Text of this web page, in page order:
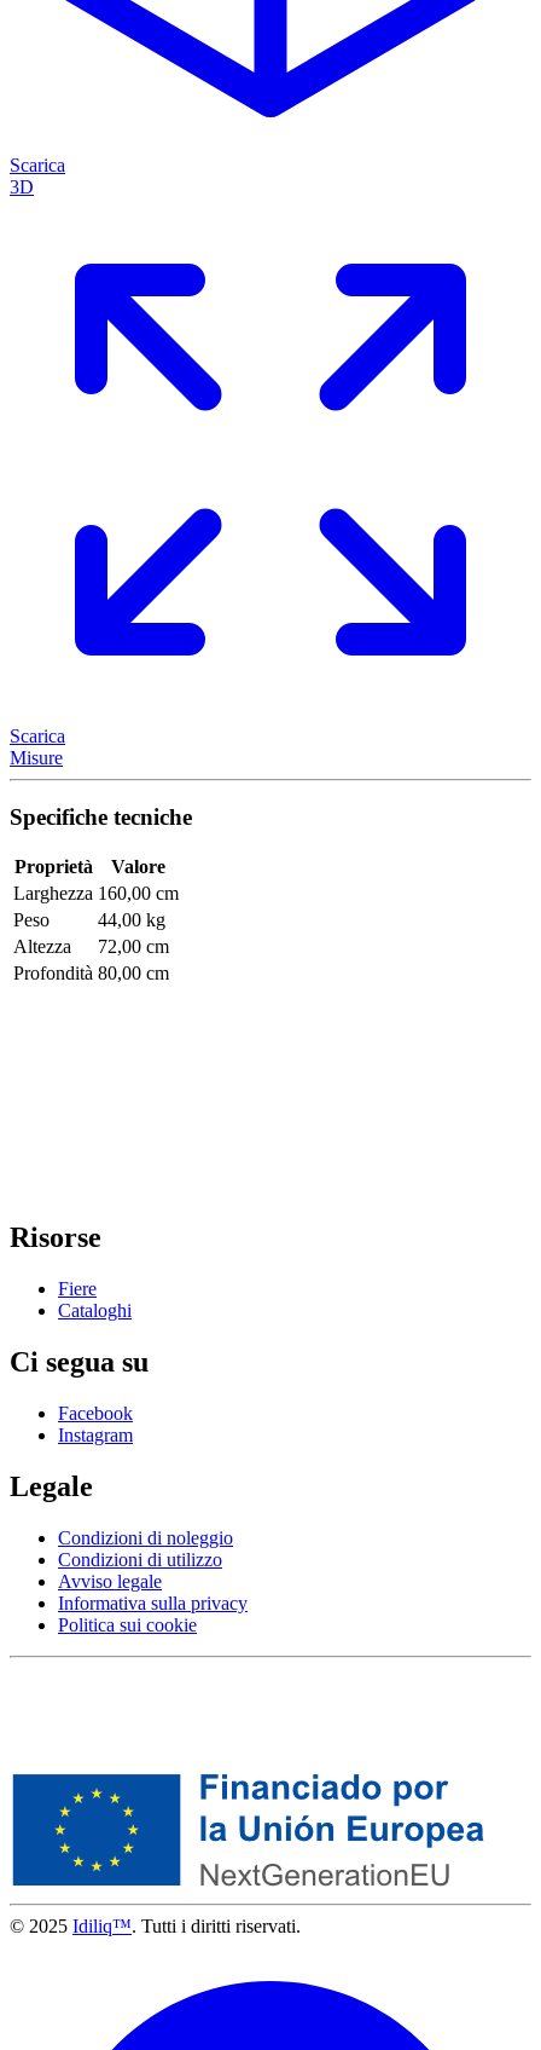
Scarica
3D
Scarica
Misure
Specifiche tecniche
Proprietà
Valore
Larghezza 160,00 cm
Peso
44,00 kg
Altezza
72,00 cm
Profondità 80,00 cm
Risorse
Fiere
Cataloghi
Ci segua su
Facebook
Instagram
Legale
Condizioni di noleggio
Condizioni di utilizzo
Avviso legale
Informativa sulla privacy
Politica sui cookie
© 2025 Idiliq™. Tutti i diritti riservati.